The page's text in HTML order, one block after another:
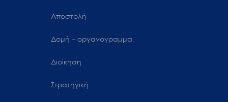
Αποστολή
Δομή – οργανόγραμμα
Διοίκηση
Στρατηγική